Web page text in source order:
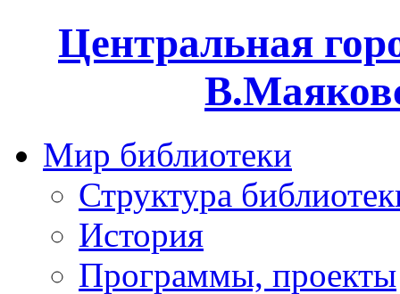
Центральная
Мир библиотеки
Структура
История
Программы, проекты